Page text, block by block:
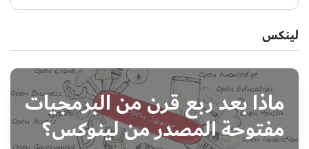
لينكس
ماذا بعد ربع قرن من البرمجيات
مفتوحة المصدر من لينوكس؟